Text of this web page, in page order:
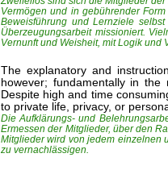
Vermögen und in gebührender
Beweisführung und Lernziele
Überzeugungsarbeit missioniert.
Vernunft und Weisheit, mit Logik und
The explanatory and
however; fundamentally in
Despite high and time
to private life, privacy, or
Die Aufklärungs- und
Ermessen der Mitglieder, über den
Mitglieder wird von jedem einzelnen
zu vernachlässigen.